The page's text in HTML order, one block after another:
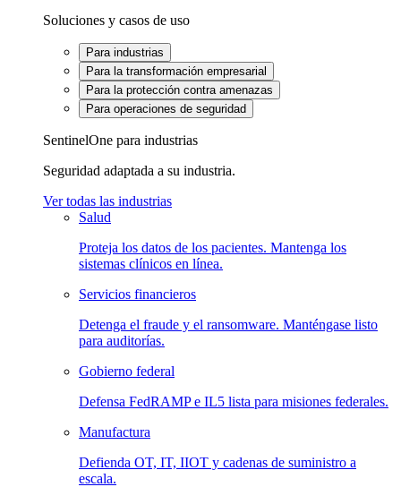
Soluciones y casos de uso
Para industrias
Para la transformación empresarial
Para la protección contra amenazas
Para operaciones de seguridad
SentinelOne para industrias
Seguridad adaptada a su industria.
Ver todas las industrias
Salud
Proteja los datos de los pacientes. Mantenga los
sistemas clínicos en línea.
Servicios financieros
Detenga el fraude y el ransomware. Manténgase listo
para auditorías.
Gobierno federal
Defensa FedRAMP e IL5 lista para misiones federales.
Manufactura
Defienda OT, IT, IIOT y cadenas de suministro a
escala.